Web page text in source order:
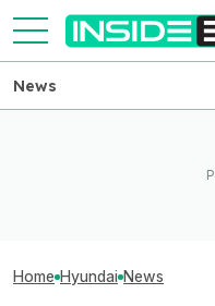
News
Home Hyundai News